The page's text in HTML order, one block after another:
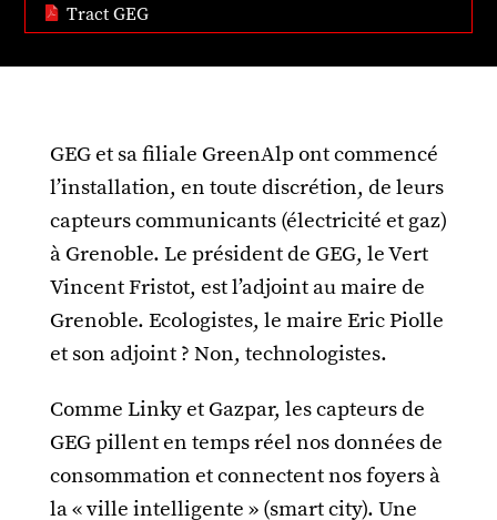
Tract GEG
GEG et sa filiale GreenAlp ont commencé
l’installation, en toute discrétion, de leurs
capteurs communicants (électricité et gaz)
à Grenoble. Le président de GEG, le Vert
Vincent Fristot, est l’adjoint au maire de
Grenoble. Ecologistes, le maire Eric Piolle
et son adjoint ? Non, technologistes.
Comme Linky et Gazpar, les capteurs de
GEG pillent en temps réel nos données de
consommation et connectent nos foyers à
la « ville intelligente » (smart city). Une